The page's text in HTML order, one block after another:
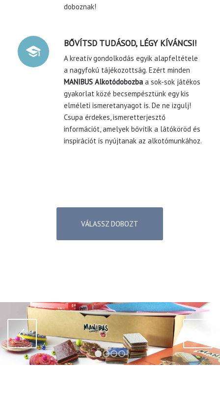
doboznak!
BŐVÍTSD TUDÁSOD, LÉGY KÍVÁNCSI!
A kreatív gondolkodás egyik alapfeltétele
a nagyfokú tájékozottság. Ezért minden
MANIBUS Alkotódobozbaa sok-sok játékos
gyakorlat közé becsempésztünk egy kis
elméleti ismeretanyagot is. De ne izgulj!
Csupa érdekes, ismeretterjesztő
információt, amelyek bővítik a látóköröd és
inspirációt is nyújtanak az alkotómunkához.
VÁLASSZ DOBOZT
Következő
1 3 4